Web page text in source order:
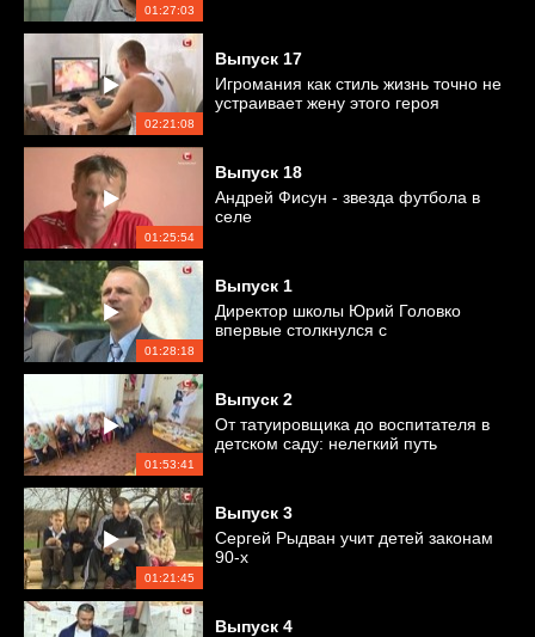
01:27:03
02:21:08
Выпуск 17
Игромания как стиль жизнь точно не
устраивает жену этого героя
01:25:54
Выпуск 18
Андрей Фисун - звезда футбола в
селе
01:28:18
Выпуск 1
Директор школы Юрий Головко
впервые столкнулся с
01:53:41
Выпуск 2
От татуировщика до воспитателя в
детском саду: нелегкий путь
01:21:45
Выпуск 3
Сергей Рыдван учит детей законам
90-х
Выпуск 4